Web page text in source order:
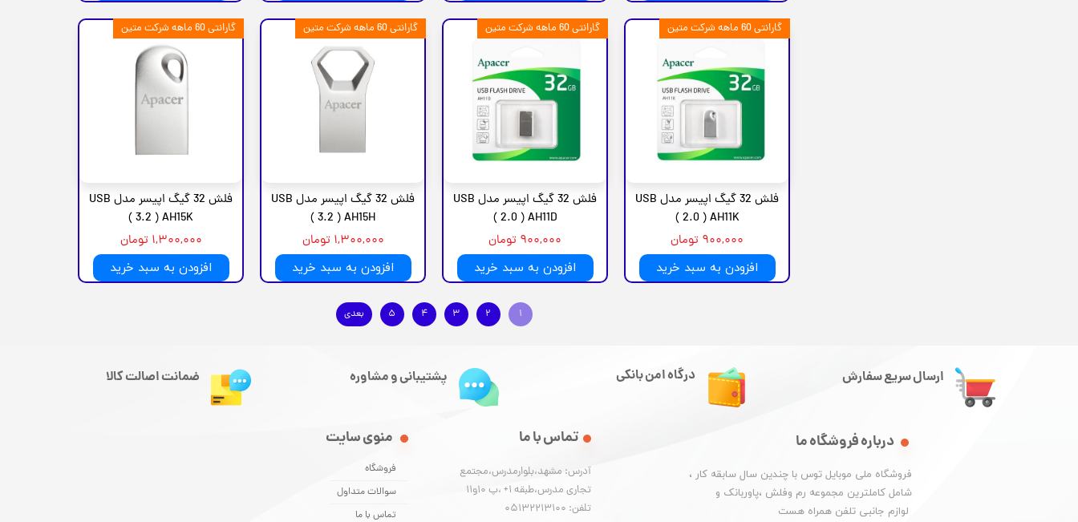
فلش 32 گیگ اپیسر مدل USB
2.0 ) AH11K )
۹۰۰,۰۰۰ تومان
افزودن به سبد خرید
گارانتی 60 ماهه شرکت متین
فلش 32 گیگ اپیسر مدل USB
2.0 ) AH11D )
۹۰۰,۰۰۰ تومان
افزودن به سبد خرید
گارانتی 60 ماهه شرکت متین
فلش 32 گیگ اپیسر مدل USB
3.2 ) AH15H )
۱,۳۰۰,۰۰۰ تومان
افزودن به سبد خرید
گارانتی 60 ماهه شرکت متین
فلش 32 گیگ اپیسر مدل USB
3.2 ) AH15K )
۱,۳۰۰,۰۰۰ تومان
افزودن به سبد خرید
گارانتی 60 ماهه شرکت متین
۱ ۲ ۳ ۴ ۵ بعدی
ارسال سریع سفارش
درباره فروشگاه ما
​فروشگاه ملی موبایل توس با چندین سال سابقه کار ،
شامل کاملترین مجموعه رم وفلش ،پاوربانک و
​​​​​​​ لوازم جانبی تلفن همراه هست
منوی سایت
فروشگاه
سوالات متداول
تماس با ما
تماس با ما
آدرس: مشهد،بلوارمدرس،مجتمع
تجاری مدرس،طبقه 1+ ،پ 10و11
تلفن: 05132213100
درگاه امن بانکی پشتیبانی و مشاوره ضمانت اصالت کالا